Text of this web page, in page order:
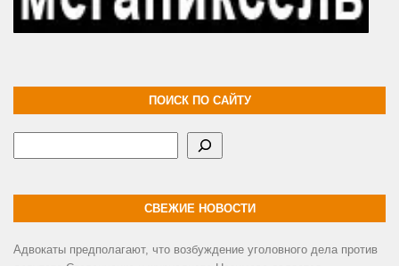
ПОИСК ПО САЙТУ
СВЕЖИЕ НОВОСТИ
Адвокаты предполагают, что возбуждение уголовного дела против